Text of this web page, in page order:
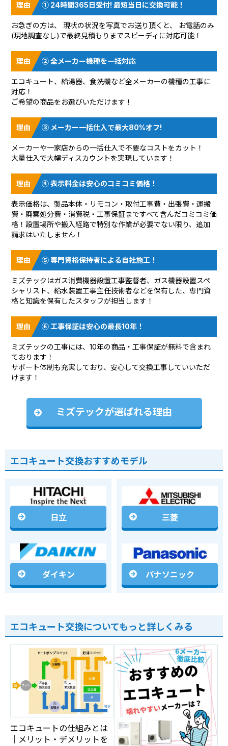
① 24時間365日受付! 最短当日に交換可能！
お急ぎの方は、 現状の状況を写真でお送り頂く と、 お電話のみ
(現地調査なし)で最終見積もりまでスピーディに対応可能！
② 全メーカー機種を一括対応
エコキュート、給湯器、食洗機など全メーカーの機種の工事に
対応！
ご希望の商品をお選びいただけます！
③ メーカー一括仕入で最大80%オフ!
メーカーや一家店からの一括仕入で不要なコストをカット！
大量仕入で大幅ディスカウントを実現しています！
④ 表示料金は安心のコミコミ価格！
表示価格は、製品本体・リモコン・取付工事費・出張費・運搬
費・廃棄処分費・消費税・工事保証まですべて含んだコミコミ価
格！設置場所や搬入経路で特別な作業が必要でない限り、追加
請求はいたしません！
⑤ 専門資格保持者による自社施工！
ミズテックはガス消費機器設置工事監督者、ガス機器設置スペ
シャリスト、給水装置工事主任技術者などを保有した、専門資
格と知識を保有したスタッフが担当します！
⑥ 工事保証は安心の最長10年！
ミズテックの工事には、10年の商品・工事保証が無料で含まれ
ております！
サポート体制も充実しており、安心して交換工事していいただ
けます！
ミズテックが選ばれる理由
エコキュート交換おすすめモデル
日立 三菱
ダイキン パナソニック
エコキュート交換についてもっと詳しくみる
エコキュートの仕組みとは
｜メリット・デメリットを